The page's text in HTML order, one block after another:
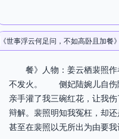
《世事浮云何足问，不如高卧且加餐
餐》人物：姜云栖裴照
不发火。 侧妃陆婉儿自伤
亲手灌了我三碗红花，让我
辩解。裴照明知我冤枉，却
甚至在裴照以无所出为由要